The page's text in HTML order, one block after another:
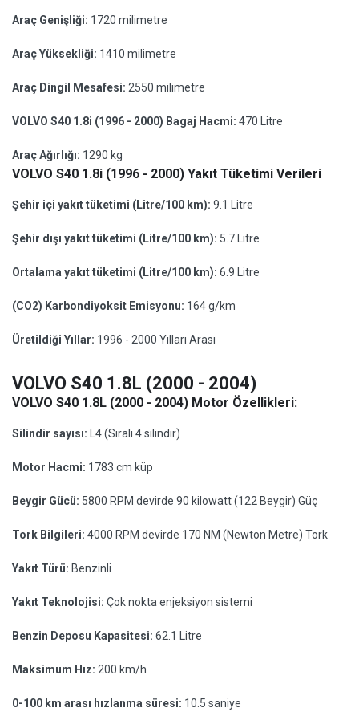
Araç Genişliği: 1720 milimetre
Araç Yüksekliği: 1410 milimetre
Araç Dingil Mesafesi: 2550 milimetre
VOLVO S40 1.8i (1996 - 2000) Bagaj Hacmi: 470 Litre
Araç Ağırlığı: 1290 kg
VOLVO S40 1.8i (1996 - 2000) Yakıt Tüketimi Verileri
Şehir içi yakıt tüketimi (Litre/100 km): 9.1 Litre
Şehir dışı yakıt tüketimi (Litre/100 km): 5.7 Litre
Ortalama yakıt tüketimi (Litre/100 km): 6.9 Litre
(CO2) Karbondiyoksit Emisyonu: 164 g/km
Üretildiği Yıllar: 1996 - 2000 Yılları Arası
VOLVO S40 1.8L (2000 - 2004)
VOLVO S40 1.8L (2000 - 2004) Motor Özellikleri:
Silindir sayısı: L4 (Sıralı 4 silindir)
Motor Hacmi: 1783 cm küp
Beygir Gücü: 5800 RPM devirde 90 kilowatt (122 Beygir) Güç
Tork Bilgileri: 4000 RPM devirde 170 NM (Newton Metre) Tork
Yakıt Türü: Benzinli
Yakıt Teknolojisi: Çok nokta enjeksiyon sistemi
Benzin Deposu Kapasitesi: 62.1 Litre
Maksimum Hız: 200 km/h
0-100 km arası hızlanma süresi: 10.5 saniye